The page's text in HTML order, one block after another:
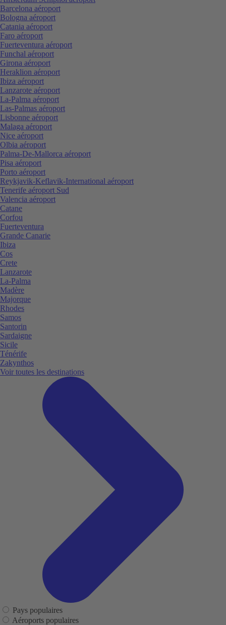
Barcelona aéroport
Bologna aéroport
Catania aéroport
Faro aéroport
Fuerteventura aéroport
Funchal aéroport
Girona aéroport
Heraklion aéroport
Ibiza aéroport
Lanzarote aéroport
La-Palma aéroport
Las-Palmas aéroport
Lisbonne aéroport
Malaga aéroport
Nice aéroport
Olbia aéroport
Palma-De-Mallorca aéroport
Pisa aéroport
Porto aéroport
Reykjavik-Keflavik-International aéroport
Tenerife aéroport Sud
Valencia aéroport
Catane
Corfou
Fuerteventura
Grande Canarie
Ibiza
Cos
Crete
Lanzarote
La-Palma
Madère
Majorque
Rhodes
Samos
Santorin
Sardaigne
Sicile
Ténérife
Zakynthos
Voir toutes les destinations
Pays populaires
Aéroports populaires